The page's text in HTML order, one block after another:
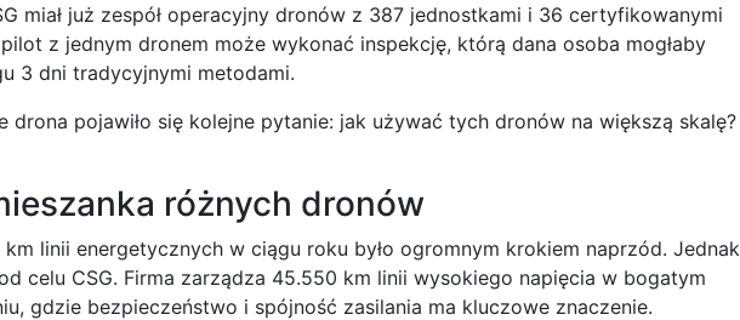
miał już zespół operacyjny dronów z 387 jednostkami i 36 certyfikowanymi
z jednym dronem może wykonać inspekcję, którą dana osoba mogłaby
3 dni tradycyjnymi metodami.
drona pojawiło się kolejne pytanie: jak używać tych dronów na większą skalę?
różnych dronów
km linii energetycznych w ciągu roku było ogromnym krokiem naprzód. Jednak
celu CSG. Firma zarządza 45.550 km linii wysokiego napięcia w bogatym
gdzie bezpieczeństwo i spójność zasilania ma kluczowe znaczenie.